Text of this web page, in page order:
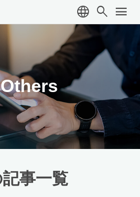
language search menu
Others
事一覧